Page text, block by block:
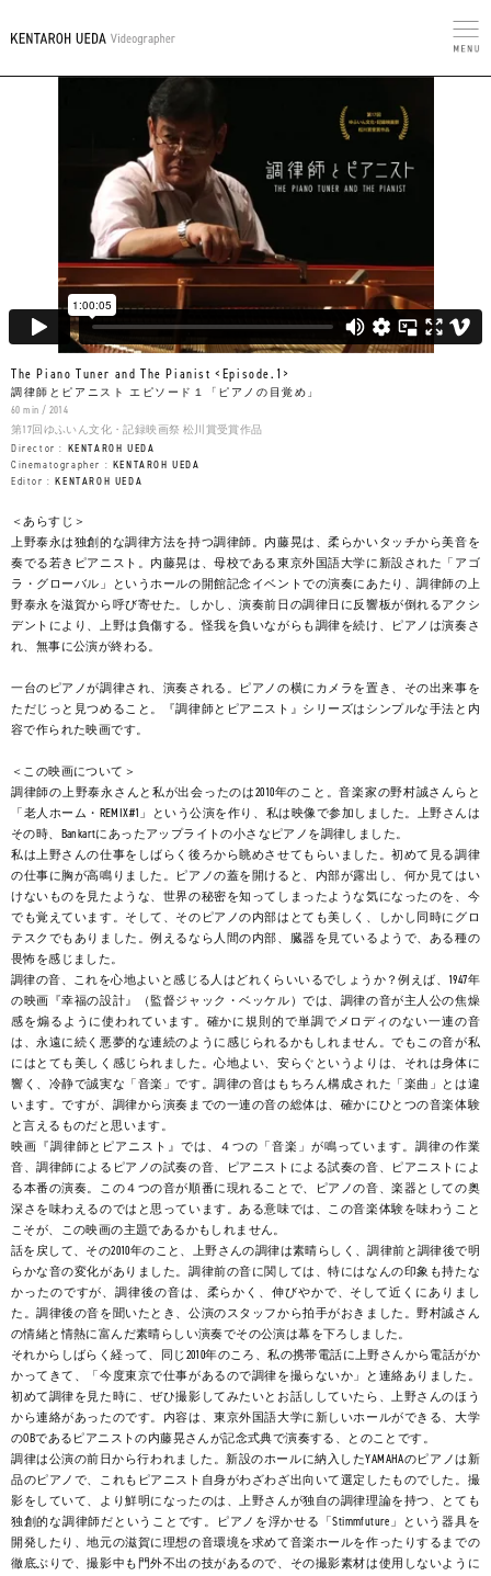
The Piano Tuner and The Pianist <Episode.1>
調律師とピアニスト エピソード１「ピアノの目覚め」
60 min / 2014
第17回ゆふいん文化・記録映画祭 松川賞受賞作品
Director : KENTAROH UEDA
Cinematographer : KENTAROH UEDA
Editor : KENTAROH UEDA
＜あらすじ＞
上野泰永は独創的な調律方法を持つ調律師。内藤晃は、柔らかいタッチから美音を
奏でる若きピアニスト。内藤晃は、母校である東京外国語大学に新設された「アゴ
ラ・グローバル」というホールの開館記念イベントでの演奏にあたり、調律師の上
野泰永を滋賀から呼び寄せた。しかし、演奏前日の調律日に反響板が倒れるアクシ
デントにより、上野は負傷する。怪我を負いながらも調律を続け、ピアノは演奏さ
れ、無事に公演が終わる。
一台のピアノが調律され、演奏される。ピアノの横にカメラを置き、その出来事を
ただじっと見つめること。『調律師とピアニスト』シリーズはシンプルな手法と内
容で作られた映画です。
＜この映画について＞
調律師の上野泰永さんと私が出会ったのは2010年のこと。音楽家の野村誠さんらと
「老人ホーム・REMIX#1」という公演を作り、私は映像で参加しました。上野さんは
その時、Bankartにあったアップライトの小さなピアノを調律しました。
私は上野さんの仕事をしばらく後ろから眺めさせてもらいました。初めて見る調律
の仕事に胸が高鳴りました。ピアノの蓋を開けると、内部が露出し、何か見てはい
けないものを見たような、世界の秘密を知ってしまったような気になったのを、今
でも覚えています。そして、そのピアノの内部はとても美しく、しかし同時にグロ
テスクでもありました。例えるなら人間の内部、臓器を見ているようで、ある種の
畏怖を感じました。
調律の音、これを心地よいと感じる人はどれくらいいるでしょうか？例えば、1947年
の映画『幸福の設計』（監督ジャック・ベッケル）では、調律の音が主人公の焦燥
感を煽るように使われています。確かに規則的で単調でメロディのない一連の音
は、永遠に続く悪夢的な連続のように感じられるかもしれません。でもこの音が私
にはとても美しく感じられました。心地よい、安らぐというよりは、それは身体に
響く、冷静で誠実な「音楽」です。調律の音はもちろん構成された「楽曲」とは違
います。ですが、調律から演奏までの一連の音の総体は、確かにひとつの音楽体験
と言えるものだと思います。
映画『調律師とピアニスト』では、４つの「音楽」が鳴っています。調律の作業
音、調律師によるピアノの試奏の音、ピアニストによる試奏の音、ピアニストによ
る本番の演奏。この４つの音が順番に現れることで、ピアノの音、楽器としての奥
深さを味わえるのではと思っています。ある意味では、この音楽体験を味わうこと
こそが、この映画の主題であるかもしれません。
話を戻して、その2010年のこと、上野さんの調律は素晴らしく、調律前と調律後で明
らかな音の変化がありました。調律前の音に関しては、特にはなんの印象も持たな
かったのですが、調律後の音は、柔らかく、伸びやかで、そして近くにありまし
た。調律後の音を聞いたとき、公演のスタッフから拍手がおきました。野村誠さん
の情緒と情熱に富んだ素晴らしい演奏でその公演は幕を下ろしました。
それからしばらく経って、同じ2010年のころ、私の携帯電話に上野さんから電話がか
かってきて、「今度東京で仕事があるので調律を撮らないか」と連絡ありました。
初めて調律を見た時に、ぜひ撮影してみたいとお話ししていたら、上野さんのほう
から連絡があったのです。内容は、東京外国語大学に新しいホールができる、大学
のOBであるピアニストの内藤晃さんが記念式典で演奏する、とのことです。
調律は公演の前日から行われました。新設のホールに納入したYAMAHAのピアノは新
品のピアノで、これもピアニスト自身がわざわざ出向いて選定したものでした。撮
影をしていて、より鮮明になったのは、上野さんが独自の調律理論を持つ、とても
独創的な調律師だということです。ピアノを浮かせる「Stimmfuture」という器具を
開発したり、地元の滋賀に理想の音環境を求めて音楽ホールを作ったりするまでの
徹底ぶりで、撮影中も門外不出の技があるので、その撮影素材は使用しないように